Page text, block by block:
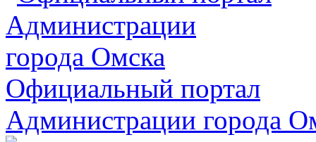
Официальный портал
Администрации города